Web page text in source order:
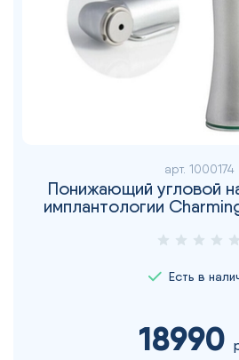
арт. 1000174
Понижающий угловой
имплантологии
Есть в
18990